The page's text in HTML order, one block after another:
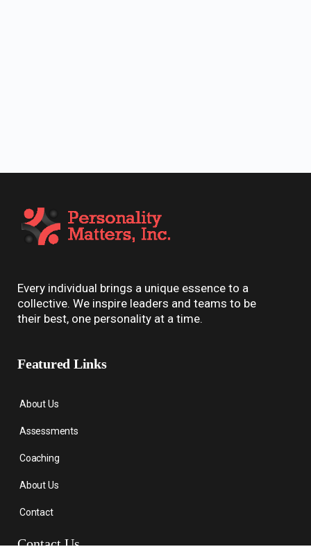
Every individual brings a unique essence to a
collective. We inspire leaders and teams to be
their best, one personality at a time.
Featured Links
About Us
Assessments
Coaching
About Us
Contact
Contact Us